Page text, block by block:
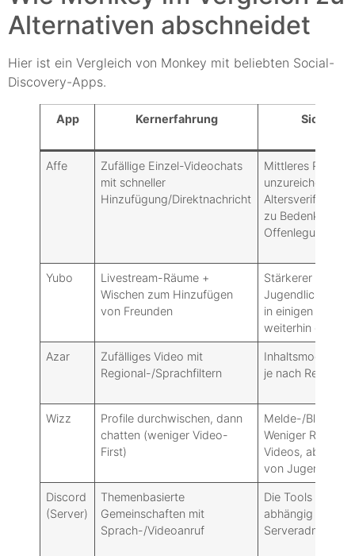
Alternativen abschneidet
Hier ist ein Vergleich von Monkey mit beliebten Social-
Discovery-Apps.
App Kernerfahrung
Affe
Zufällige Einzel-Videochats
mit schneller
Hinzufügung/Direktnachricht
Mittleres Risiko:
unzureichende
zu Bedenken
Offenlegung von
Yubo
Livestream-Räume +
Wischen zum Hinzufügen
von Freunden
Stärkerer Fokus
Jugendliche:
in einigen
weiterhin
Azar
Zufälliges Video mit
Regional-/Sprachfiltern
je nach Region
Wizz
Profile durchwischen, dann
chatten (weniger Video-
First)
Melde-/
Weniger Risiken
Videos, aber
von
Discord
(Server)
Themenbasierte
Gemeinschaften mit
Sprach-/Videoanruf
Die Tools sind
abhängig von